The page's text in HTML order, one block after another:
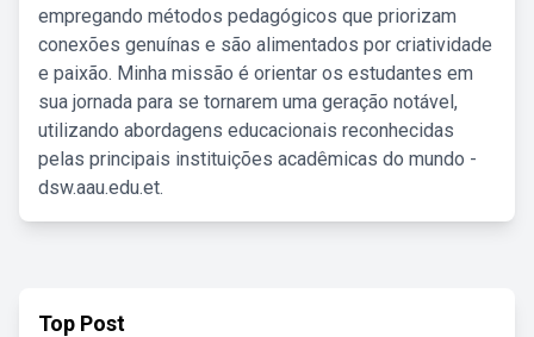
empregando métodos pedagógicos que priorizam
conexões genuínas e são alimentados por criatividade
e paixão. Minha missão é orientar os estudantes em
sua jornada para se tornarem uma geração notável,
utilizando abordagens educacionais reconhecidas
pelas principais instituições acadêmicas do mundo -
dsw.aau.edu.et.
Top Post